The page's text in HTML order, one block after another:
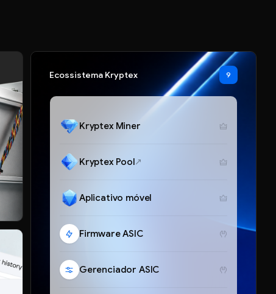
Ecossistema Kryptex 9
Kryptex Miner
Kryptex Pool
Aplicativo móvel
Firmware ASIC
Gerenciador ASIC